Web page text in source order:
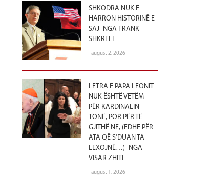
SHKODRA NUK E
HARRON HISTORINË E
SAJ- NGA FRANK
SHKRELI
august 2, 2026
LETRA E PAPA LEONIT
NUK ËSHTË VETËM
PËR KARDINALIN
TONË, POR PËR TË
GJITHË NE, (EDHE PËR
ATA QË S’DUAN TA
LEXOJNË…)- NGA
VISAR ZHITI
august 1, 2026